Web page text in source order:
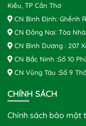
Kiều, TP Cần Thơ
CN Bình Định: Ghềnh
CN Đồng Nai: Tòa
CN Bình Dương : 207
CN Bắc Ninh :Số 10
CN Vũng Tàu :Số 9
CHÍNH SÁCH
Chính sách bảo mật